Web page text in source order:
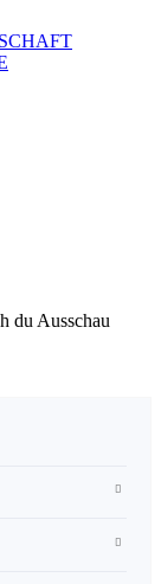
du Ausschau